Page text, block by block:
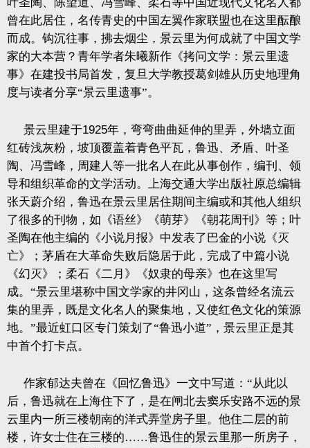
曾在此居住，名传青史的中国左翼作家联盟也在这里酝酿
而成。钩沉往事，拂去烟尘，景云里为何成就了中国文学
家的大本营？青年学者朱曦新作《拷问文学：景云里遗
事》在建投书局首发，复旦大学教授葛剑雄从历史地理角
度与读者分享“景云里遗事”。
景云里建于1925年，弯弯曲曲延伸的里弄，外墙立面
红砖浅灰粉，坡顶覆盖着青色平瓦，鲁迅、矛盾、叶圣
陶、冯雪峰，周建人等一批名人在此从事创作，编刊、领
导和组织革命的文学活动。上海交通大学出版社原总编辑
张天蔚介绍，鲁迅在景云里居住期间主编或和其他人组织
了很多的刊物，如《语丝》《萌芽》《朝花周刊》等；叶
圣陶在他主编的《小说月报》中发表了巴金的小说《灭
亡》；茅盾在大革命失败后隐居于此，完成了中篇小说
《幻灭》；柔石《二月》《奴隶的母亲》也在这里写
成。“景云里堪称中国文学家的井冈山，这条曾经名流云
集的里弄，既是文化名人的聚集地，又使红色文化的策源
地。”最近虹口区专门策划了“鲁迅小道”，景云里正是其
中首个打卡点。
作家郁达夫曾在《回忆鲁迅》一文中写道：“从此以
后，鲁迅就在上海住下了，是在闸北去窦乐安路不远的景
云里内一所三楼朝南的洋式弄堂房子里。他住二层的前
楼，许女士住在三楼的……鲁迅住的景云里那一所房子，